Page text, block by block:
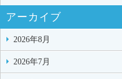
アーカイブ
2026年8月
2026年7月